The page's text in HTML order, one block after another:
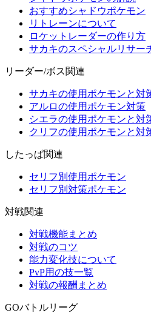
おすすめシャドウポケモン
リトレーンについて
ロケットレーダーの作り方
サカキのスペシャルリサー
リーダー/ボス関連
サカキの使用ポケモンと対
アルロの使用ポケモン対策
シエラの使用ポケモンと対
クリフの使用ポケモンと対
したっぱ関連
セリフ別使用ポケモン
セリフ別対策ポケモン
対戦関連
対戦機能まとめ
対戦のコツ
能力変化技について
PvP用の技一覧
対戦の報酬まとめ
GOバトルリーグ